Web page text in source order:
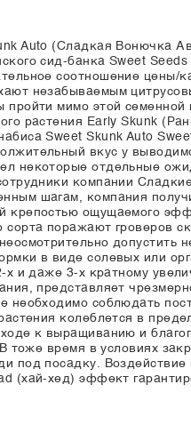
Auto (Сладкая Вонючка
сид-банка Sweet
соотношение цены/
незабываемым
пройти мимо этой
растения Early Skunk
Sweet Skunk Auto
вкус у
некоторые отдельные
компании
шагам, компания
крепостью ощущаемого
сорта поражают гроверов
допустить
в виде солевых или
х и даже 3-х кратному
представляет
необходимо соблюдать
колеблется в
к выращиванию и
тоже время в условиях
под посадку.
(хай-хед) эффект